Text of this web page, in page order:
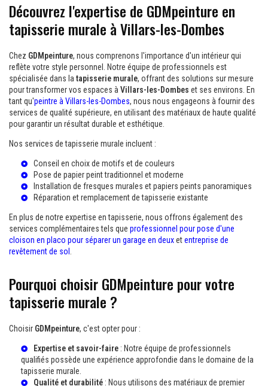
Découvrez l'expertise de GDMpeinture en
tapisserie murale à Villars-les-Dombes
Chez GDMpeinture, nous comprenons l'importance d'un intérieur qui
reflète votre style personnel. Notre équipe de professionnels est
spécialisée dans latapisserie murale, offrant des solutions sur mesure
pour transformer vos espaces àVillars-les-Dombes et ses environs. En
tant qu'peintre à Villars-les-Dombes, nous nous engageons à fournir des
services de qualité supérieure, en utilisant des matériaux de haute qualité
pour garantir un résultat durable et esthétique.
Nos services de tapisserie murale incluent :
Conseil en choix de motifs et de couleurs
Pose de papier peint traditionnel et moderne
Installation de fresques murales et papiers peints panoramiques
Réparation et remplacement de tapisserie existante
En plus de notre expertise en tapisserie, nous offrons également des
services complémentaires tels que professionnel pour pose d'une
cloison en placo pour séparer un garage en deuxetentreprise de
revêtement de sol .
Pourquoi choisir GDMpeinture pour votre
tapisserie murale ?
Choisir GDMpeinture, c'est opter pour :
Expertise et savoir-faire : Notre équipe de professionnels
qualifiés possède une expérience approfondie dans le domaine de la
tapisserie murale.
Qualité et durabilité : Nous utilisons des matériaux de premier